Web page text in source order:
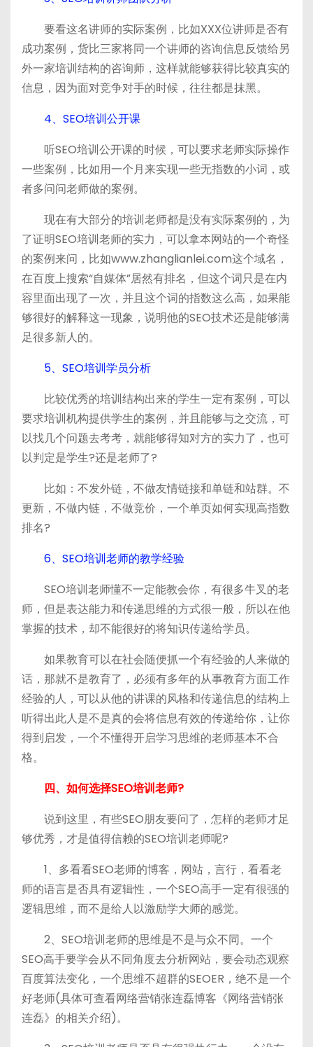
要看这名讲师的实际案例，比如XXX位讲师是否有
成功案例，货比三家将同一个讲师的咨询信息反馈给另
外一家培训结构的咨询师，这样就能够获得比较真实的
信息，因为面对竞争对手的时候，往往都是抹黑。
4、SEO培训公开课
听SEO培训公开课的时候，可以要求老师实际操作
一些案例，比如用一个月来实现一些无指数的小词，或
者多问问老师做的案例。
现在有大部分的培训老师都是没有实际案例的，为
了证明SEO培训老师的实力，可以拿本网站的一个奇怪
的案例来问，比如www.zhanglianlei.com这个域名，
在百度上搜索“自媒体”居然有排名，但这个词只是在内
容里面出现了一次，并且这个词的指数这么高，如果能
够很好的解释这一现象，说明他的SEO技术还是能够满
足很多新人的。
5、SEO培训学员分析
比较优秀的培训结构出来的学生一定有案例，可以
要求培训机构提供学生的案例，并且能够与之交流，可
以找几个问题去考考，就能够得知对方的实力了，也可
以判定是学生?还是老师了?
比如：不发外链，不做友情链接和单链和站群。不
更新，不做内链，不做竞价，一个单页如何实现高指数
排名?
6、SEO培训老师的教学经验
SEO培训老师懂不一定能教会你，有很多牛叉的老
师，但是表达能力和传递思维的方式很一般，所以在他
掌握的技术，却不能很好的将知识传递给学员。
如果教育可以在社会随便抓一个有经验的人来做的
话，那就不是教育了，必须有多年的从事教育方面工作
经验的人，可以从他的讲课的风格和传递信息的结构上
听得出此人是不是真的会将信息有效的传递给你，让你
得到启发，一个不懂得开启学习思维的老师基本不合
格。
四、如何选择SEO培训老师?
说到这里，有些SEO朋友要问了，怎样的老师才足
够优秀，才是值得信赖的SEO培训老师呢?
1、多看看SEO老师的博客，网站，言行，看看老
师的语言是否具有逻辑性，一个SEO高手一定有很强的
逻辑思维，而不是给人以激励学大师的感觉。
2、SEO培训老师的思维是不是与众不同。一个
SEO高手要学会从不同角度去分析网站，要会动态观察
百度算法变化，一个思维不超群的SEOER，绝不是一个
好老师(具体可查看网络营销张连磊博客《网络营销张
连磊》的相关介绍)。